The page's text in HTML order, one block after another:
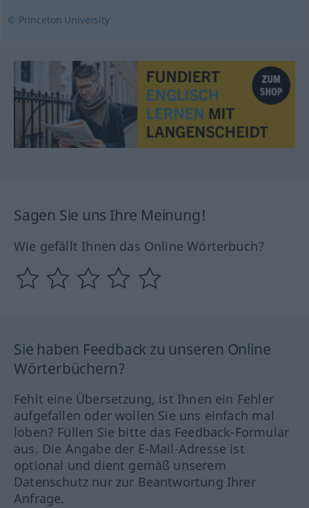
© Princeton University
Sagen Sie uns Ihre Meinung!
Wie gefällt Ihnen das Online Wörterbuch?
Sie haben Feedback zu unseren Online
Wörterbüchern?
Fehlt eine Übersetzung, ist Ihnen ein Fehler
aufgefallen oder wollen Sie uns einfach mal
loben? Füllen Sie bitte das Feedback-Formular
aus. Die Angabe der E-Mail-Adresse ist
optional und dient gemäß unserem
Datenschutz nur zur Beantwortung Ihrer
Anfrage.